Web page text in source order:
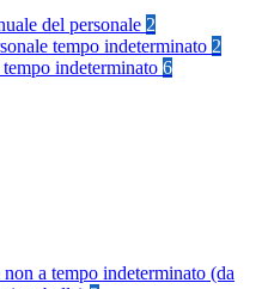
del personale 2
tempo indeterminato 2
indeterminato 6
non a tempo indeterminato (da